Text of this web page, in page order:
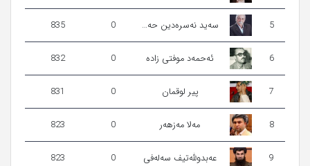
5 سه‌ید نه‌سره‌دین حه‌یده‌ری‌ 0
835
6 ئەحمەد موفتی زادە 0
832
7 پیر لوقمان 0
831
8 مەلا مەزهەر 0
823
9 عەبدوللەتیف سەلەفی 0
823